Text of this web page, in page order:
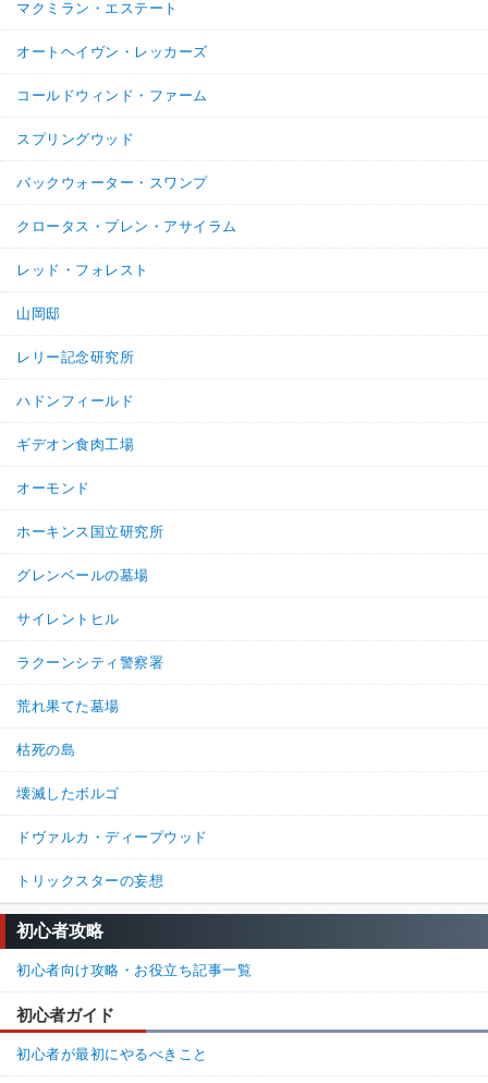
マクミラン・エステート
オートヘイヴン・レッカーズ
コールドウィンド・ファーム
スプリングウッド
バックウォーター・スワンプ
クロータス・プレン・アサイラム
レッド・フォレスト
山岡邸
レリー記念研究所
ハドンフィールド
ギデオン食肉工場
オーモンド
ホーキンス国立研究所
グレンベールの墓場
サイレントヒル
ラクーンシティ警察署
荒れ果てた墓場
枯死の島
壊滅したボルゴ
ドヴァルカ・ディープウッド
トリックスターの妄想
初心者攻略
初心者向け攻略・お役立ち記事一覧
初心者ガイド
初心者が最初にやるべきこと